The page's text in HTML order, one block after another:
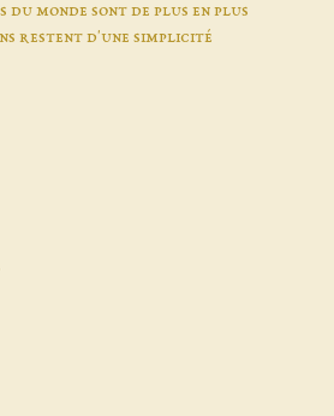
du monde sont de plus en plus
restent d'une simplicité